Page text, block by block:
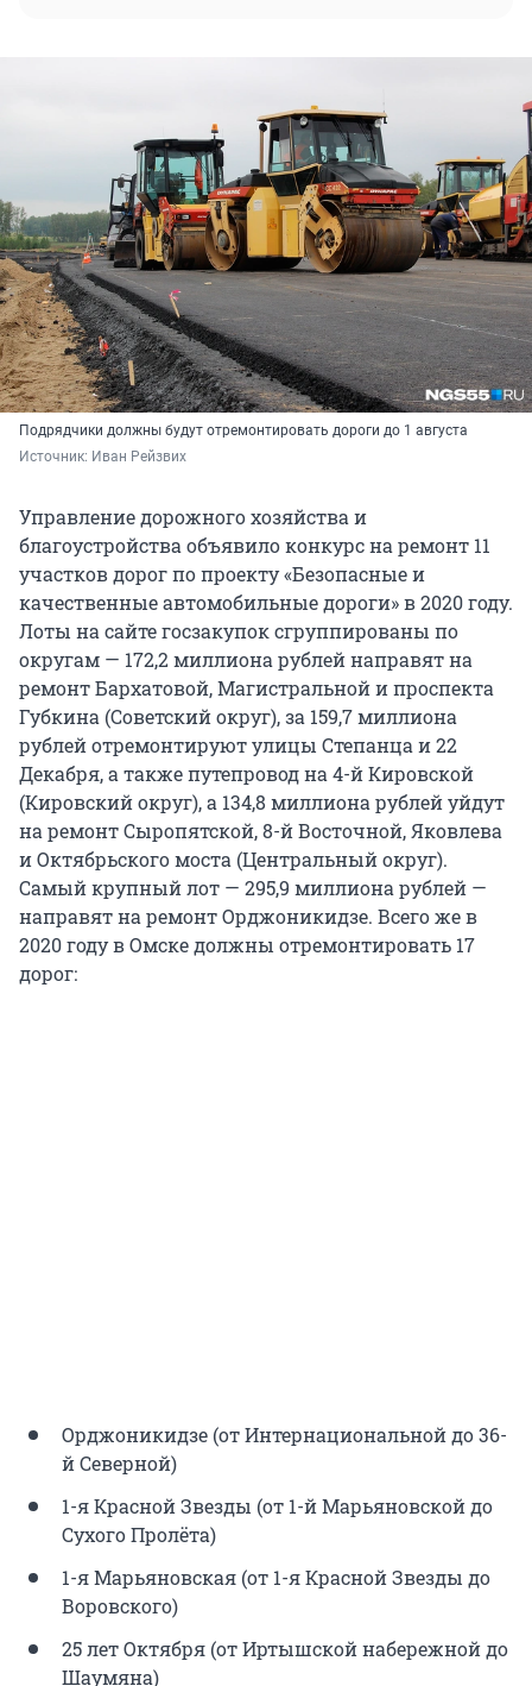
Подрядчики должны будут отремонтировать дороги до 1 августа
Источник: Иван Рейзвих
Управление дорожного хозяйства и
благоустройства объявило конкурс на ремонт 11
участков дорог по проекту «Безопасные и
качественные автомобильные дороги» в 2020 году.
Лоты на сайте госзакупок сгруппированы по
округам — 172,2 миллиона рублей направят на
ремонт Бархатовой, Магистральной и проспекта
Губкина (Советский округ), за 159,7 миллиона
рублей отремонтируют улицы Степанца и 22
Декабря, а также путепровод на 4-й Кировской
(Кировский округ), а 134,8 миллиона рублей уйдут
на ремонт Сыропятской, 8-й Восточной, Яковлева
и Октябрьского моста (Центральный округ).
Самый крупный лот — 295,9 миллиона рублей —
направят на ремонт Орджоникидзе. Всего же в
2020 году в Омске должны отремонтировать 17
дорог:
Орджоникидзе (от Интернациональной до 36-
й Северной)
1-я Красной Звезды (от 1-й Марьяновской до
Сухого Пролёта)
1-я Марьяновская (от 1-я Красной Звезды до
Воровского)
25 лет Октября (от Иртышской набережной до
Шаумяна)